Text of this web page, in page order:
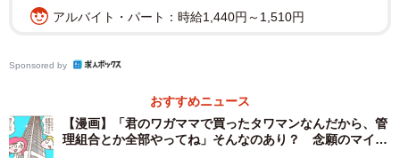
そんなAさんの夢が現実に近づいたのは、結婚と新居の購入
友人の紹介で出会ったAさんの夫は、出張が多いサラリーマ
ン。長年、会社の独身寮に住んでいた彼との結婚が決ま
り、すぐに独身寮を出る必要があったため、二人でマイホ
アルバイト・パート：時給1,440円～1,510円
Sponsored by
おすすめニュース
【漫画】「君のワガママで買ったタワマンなんだから、管
理組合とか全部やってね」そんなのあり？ 念願のマイホ